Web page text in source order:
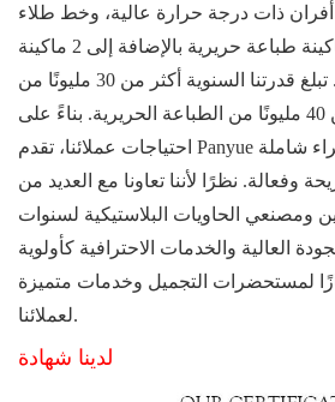
أوتوماتيكيين، و4 أفران ذات درجة حرارة عالية، وخط طلاء UV
نظيف واحد، 40 ماكينة طباعة حريرية بالإضافة إلى 2 ماكينة
طباعة أوتوماتيكية. تبلغ قدرتنا السنوية أكثر من 30 مليونًا من
الطلاء وأكثر من 40 مليونًا من الطباعة الحريرية. بناءً على
احتياجات عملائنا، تقدم Panyue للعملاء خدمات شراء شاملة
وفعالة. نظرًا لأننا تعاونا مع العديد من
ومصنعي الحاويات البلاستيكية لسنوات
العالية والخدمات الاحترافية كأولوية
لمستحضرات التجميل وخدمات متميزة
لعملائنا.
لدينا شهادة